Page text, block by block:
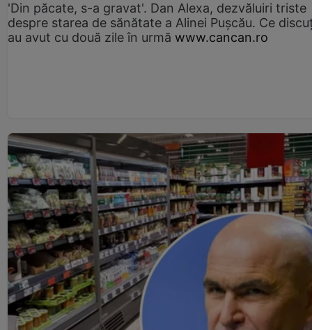
'Din păcate, s-a gravat'. Dan Alexa, dezvăluiri triste
despre starea de sănătate a Alinei Pușcău. Ce
au avut cu două zile în urmă www.cancan.ro